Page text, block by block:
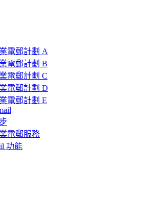
電郵計劃 A
電郵計劃 B
電郵計劃 C
電郵計劃 D
電郵計劃 E
電郵服務
功能